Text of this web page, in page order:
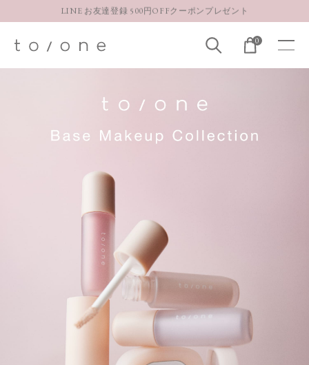
LINE お友達登録 500円OFFクーポンプレゼント
お得な定期購入コースはこちら
0